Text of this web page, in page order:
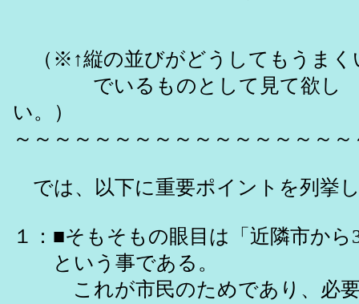
（※↑縦の並びがどうしてもうまく
でいるものとして見て欲し
い。
～～～～～～～～～～～～～～～～
では、以下に重要ポイントを列挙
１：■そもそもの眼目は「近隣市か
という事である。
これが市民のためであり、必要